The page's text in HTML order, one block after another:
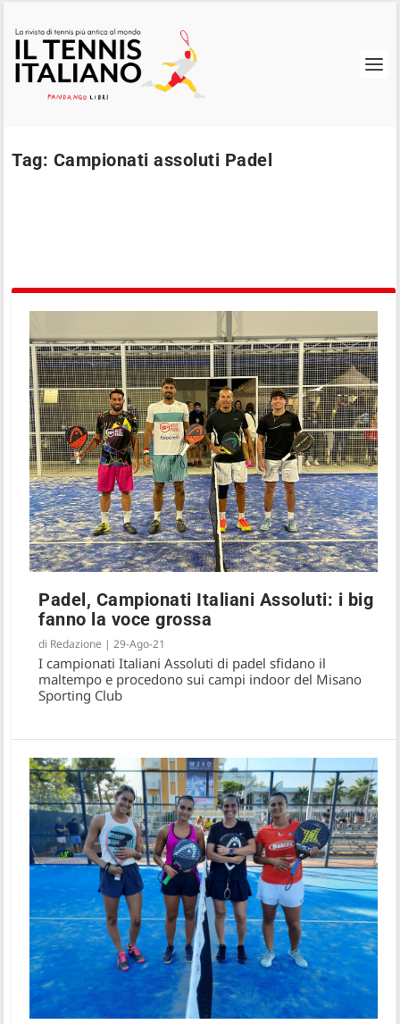
Tag: Campionati assoluti Padel
Padel, Campionati Italiani Assoluti:
Capitani-Cremona ancora campioni, nel
femminile trionfano Sussarello e Or...
Padel, Campionati Italiani Assoluti: i big
fanno la voce grossa
di Redazione |29-Ago-21
I campionati Italiani Assoluti di padel sfidano il
maltempo e procedono sui campi indoor del Misano
Sporting Club